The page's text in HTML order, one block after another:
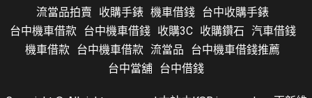
流當品拍賣 收購手錶 機車借錢 台中收購手錶
台中機車借款
台中機車借錢 收購3C 收購鑽石 汽車借錢
機車借款 台中機車借款 流當品
台中機車借錢推薦
台中當舖 台中借錢